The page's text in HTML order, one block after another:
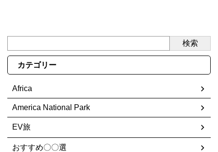
検索
カテゴリー
Africa
America National Park
EV旅
おすすめ〇〇選